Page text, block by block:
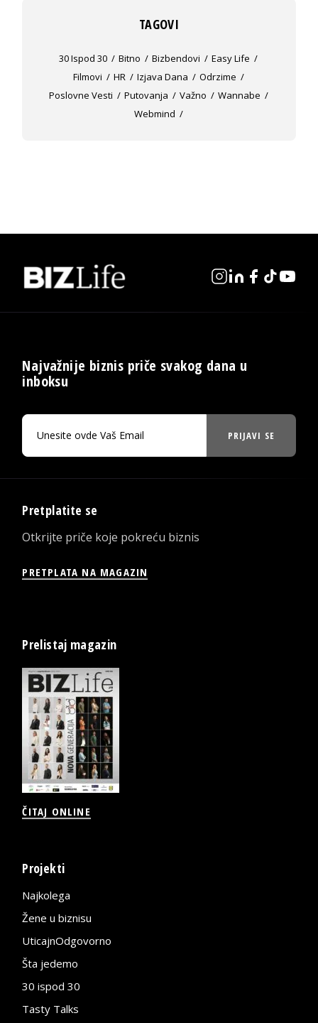
TAGOVI
30 Ispod 30 Bitno Bizbendovi
Easy Life
Filmovi
HR Izjava Dana
Odrzime
Poslovne Vesti
Putovanja Važno
Wannabe
Webmind
Najvažnije biznis priče svakog dana u
inboksu
PRIJAVI SE
Pretplatite se
Otkrijte priče koje pokreću biznis
PRETPLATA NA MAGAZIN
Prelistaj magazin
ČITAJ ONLINE
Projekti
Najkolega
Žene u biznisu
UticajnOdgovorno
Šta jedemo
30 ispod 30
Tasty Talks